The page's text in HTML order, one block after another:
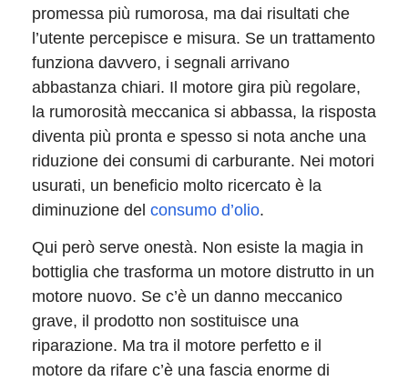
promessa più rumorosa, ma dai risultati che
l’utente percepisce e misura. Se un trattamento
funziona davvero, i segnali arrivano
abbastanza chiari. Il motore gira più regolare,
la rumorosità meccanica si abbassa, la risposta
diventa più pronta e spesso si nota anche una
riduzione dei consumi di carburante. Nei motori
usurati, un beneficio molto ricercato è la
diminuzione del consumo d’olio.
Qui però serve onestà. Non esiste la magia in
bottiglia che trasforma un motore distrutto in un
motore nuovo. Se c’è un danno meccanico
grave, il prodotto non sostituisce una
riparazione. Ma tra il motore perfetto e il
motore da rifare c’è una fascia enorme di